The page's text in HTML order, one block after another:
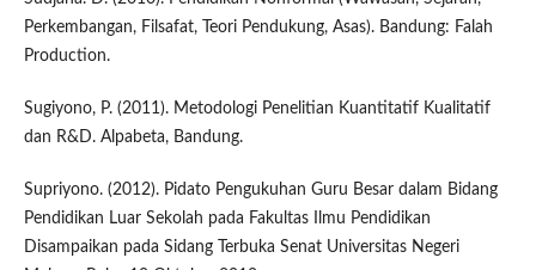
Perkembangan, Filsafat, Teori Pendukung, Asas). Bandung: Falah
Production.
Sugiyono, P. (2011). Metodologi Penelitian Kuantitatif Kualitatif
dan R&D. Alpabeta, Bandung.
Supriyono. (2012). Pidato Pengukuhan Guru Besar dalam Bidang
Pendidikan Luar Sekolah pada Fakultas Ilmu Pendidikan
Disampaikan pada Sidang Terbuka Senat Universitas Negeri